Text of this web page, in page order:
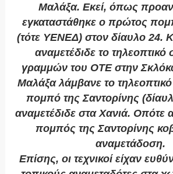
Μαλάξα. Εκεί, όπως
εγκαταστάθηκε ο πρώτος
(τότε ΥΕΝΕΔ) στον δίαυλο 24.
αναμετέδιδε το
γραμμών του ΟΤΕ στην
Μαλάξα λάμβανε το
πομπό της Σαντορίνης
αναμετέδιδε στα Χανιά. Οπότε
πομπός της Σαντορίνης
αναμετάδοση.
Επίσης, οι τεχνικοί είχαν